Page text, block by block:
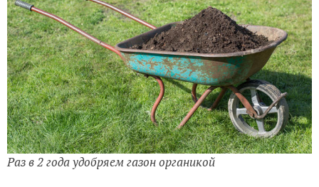
Раз в 2 года удобряем газон органикой